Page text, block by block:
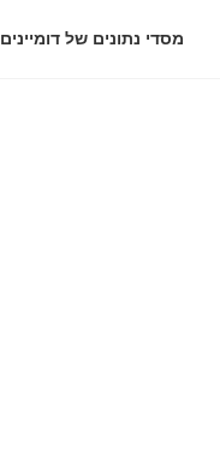
מסדי נתונים של דומיינים